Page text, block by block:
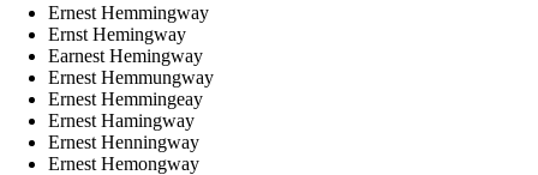
Ernest Hemmingway
Ernst Hemingway
Earnest Hemingway
Ernest Hemmungway
Ernest Hemmingeay
Ernest Hamingway
Ernest Henningway
Ernest Hemongway